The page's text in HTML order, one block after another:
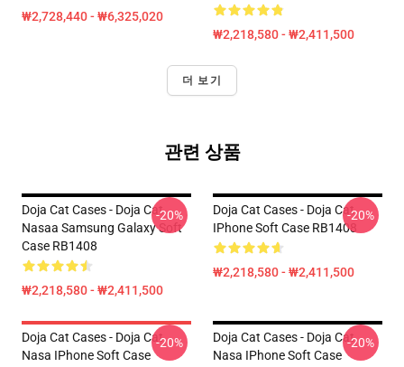
₩2,728,440 - ₩6,325,020
₩2,218,580 - ₩2,411,500
더 보기
관련 상품
Doja Cat Cases - Doja Cat
Nasaa Samsung Galaxy Soft
Case RB1408
₩2,218,580 - ₩2,411,500
-20%
Doja Cat Cases - Doja Cat
IPhone Soft Case RB1408
₩2,218,580 - ₩2,411,500
-20%
Doja Cat Cases - Doja Cat
Nasa IPhone Soft Case
-20%
Doja Cat Cases - Doja Cat
Nasa IPhone Soft Case
-20%